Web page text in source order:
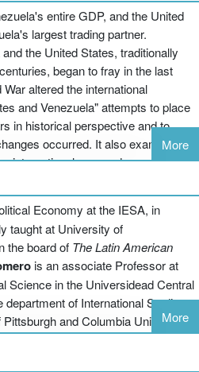
entire GDP, and the United
largest trading partner.
the United States, traditionally
began to fray in the last
altered the international
and Venezuela" attempts to place
in historical perspective and to
occurred. It also examines
international scene: drug
rights and environmental
More
Economy at the IESA, in
taught at University of
the board of The LatinAmerican
is an associate Professor at
Science in the Universidead Central
department of International Studies.
and Columbia University.
More